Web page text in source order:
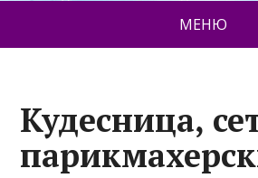
МЕНЮ
Кудесница,